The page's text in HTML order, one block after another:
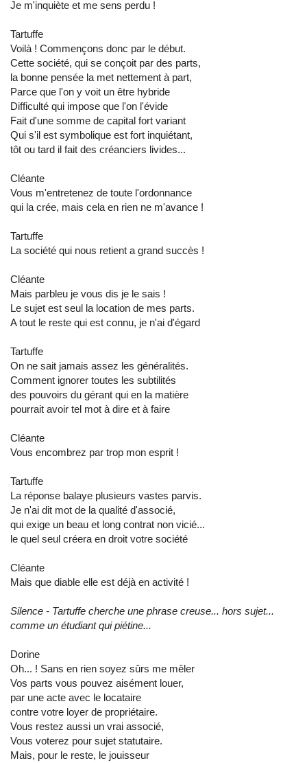
Je m'inquiète et me sens perdu !
Tartuffe
Voilà ! Commençons donc par le début.
Cette société, qui se conçoit par des parts,
la bonne pensée la met nettement à part,
Parce que l'on y voit un être hybride
Difficulté qui impose que l'on l'évide
Fait d'une somme de capital fort variant
Qui s'il est symbolique est fort inquiétant,
tôt ou tard il fait des créanciers livides...
Cléante
Vous m'entretenez de toute l'ordonnance
qui la crée, mais cela en rien ne m'avance !
Tartuffe
La société qui nous retient a grand succès !
Cléante
Mais parbleu je vous dis je le sais !
Le sujet est seul la location de mes parts.
A tout le reste qui est connu, je n'ai d'égard
Tartuffe
On ne sait jamais assez les généralités.
Comment ignorer toutes les subtilités
des pouvoirs du gérant qui en la matière
pourrait avoir tel mot à dire et à faire
Cléante
Vous encombrez par trop mon esprit !
Tartuffe
La réponse balaye plusieurs vastes parvis.
Je n'ai dit mot de la qualité d'associé,
qui exige un beau et long contrat non vicié...
le quel seul créera en droit votre société
Cléante
Mais que diable elle est déjà en activité !
Silence - Tartuffe cherche une phrase creuse... hors sujet...
comme un étudiant qui piétine...
Dorine
Oh... ! Sans en rien soyez sûrs me mêler
Vos parts vous pouvez aisément louer,
par une acte avec le locataire
contre votre loyer de propriétaire.
Vous restez aussi un vrai associé,
Vous voterez pour sujet statutaire.
Mais, pour le reste, le jouisseur